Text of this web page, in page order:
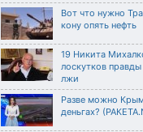
Вот что нужно
кону опять нефть
19 Никита
лоскутков
лжи
Разве можно
деньгах?